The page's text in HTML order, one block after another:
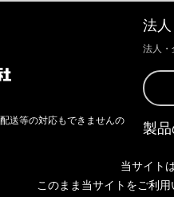
法
法人・
製
きま
以下よ
送等の対応もできませんの
当サイト
このまま当サイトをご利